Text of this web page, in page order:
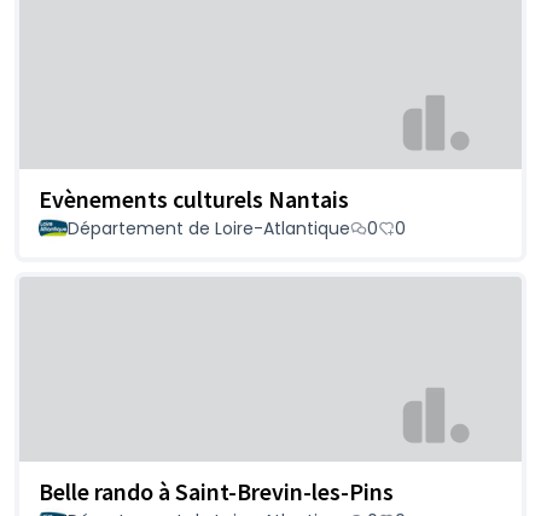
Evènements culturels Nantais
Département de Loire-Atlantique 0 0
Belle rando à Saint-Brevin-les-Pins